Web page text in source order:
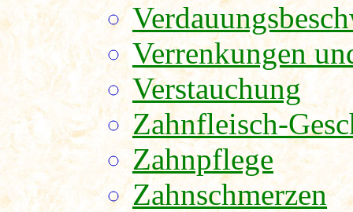
Verrenkungen
Verstauchung
Zahnfleisch-
Zahnpflege
Zahnschmerzen